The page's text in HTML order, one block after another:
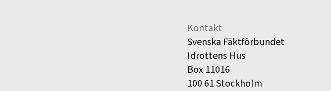
Kontakt
Svenska Fäktförbundet
Idrottens Hus
Box 11016
100 61 Stockholm